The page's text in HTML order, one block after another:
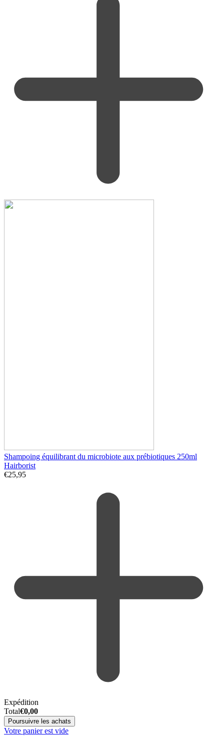
Shampoing équilibrant du microbiote aux prébiotiques 250ml
Hairborist
€25,95
Expédition
Total€0,00
Poursuivre les achats
Votre panier est vide